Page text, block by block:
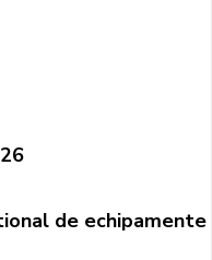
de echipamente